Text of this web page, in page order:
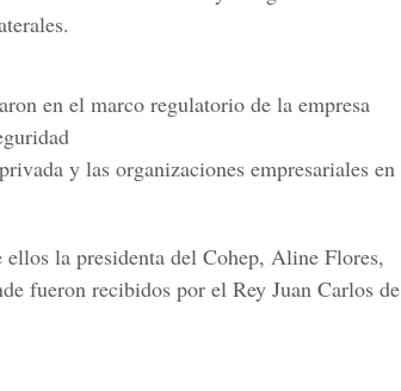
en el marco regulatorio de la empresa
y las organizaciones empresariales en
ellos la presidenta del Cohep, Aline Flores,
fueron recibidos por el Rey Juan Carlos de